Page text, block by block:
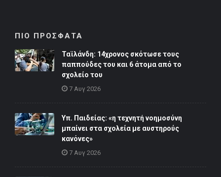
ΠΙΟ ΠΡΟΣΦΑΤΑ
Ταϊλάνδη: 14χρονος σκότωσε τους
παππούδες του και 6 άτομα από το
σχολείο του
7 Αυγ 2026
Υπ. Παιδείας: «η τεχνητή νοημοσύνη
μπαίνει στα σχολεία με αυστηρούς
κανόνες»
7 Αυγ 2026